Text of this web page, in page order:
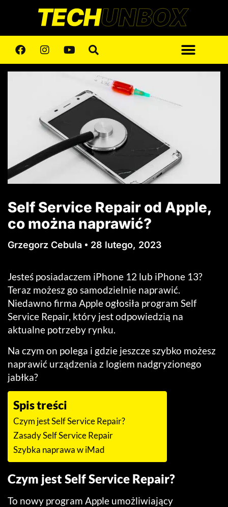
Self Service Repair od Apple,
co można naprawić?
Grzegorz Cebula 28 lutego, 2023
Jesteś posiadaczem iPhone 12 lub iPhone 13?
Teraz możesz go samodzielnie naprawić.
Niedawno firma Apple ogłosiła program Self
Service Repair, który jest odpowiedzią na
aktualne potrzeby rynku.
Na czym on polega i gdzie jeszcze szybko możesz
naprawić urządzenia z logiem nadgryzionego
jabłka?
Spis treści
Czym jest Self Service Repair?
Zasady Self Service Repair
Szybka naprawa w iMad
Czym jest Self Service Repair?
To nowy program Apple umożliwiający